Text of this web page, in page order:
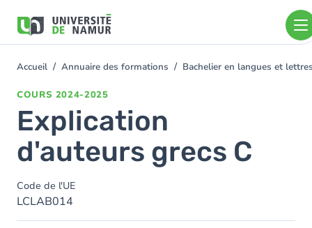
contenu
You
Accueil Annuaire des formations Bachelier en langues et
COURS 2024-2025
Explication
d'auteurs grecs C
Code de l'UE
LCLAB014